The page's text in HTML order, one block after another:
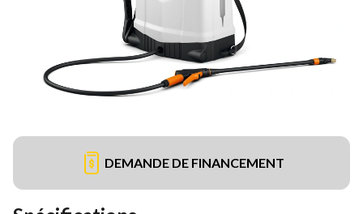
DEMANDE DE FINANCEMENT